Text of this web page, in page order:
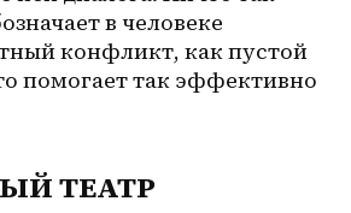
в человеке
конфликт, как пустой
помогает так эффективно
ТЕАТР